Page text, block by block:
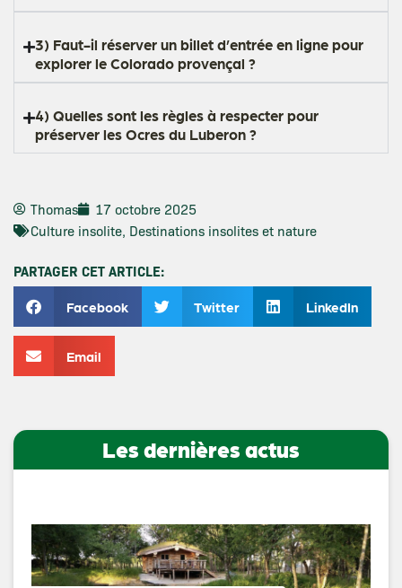
3) Faut-il réserver un billet d’entrée en ligne pour
explorer le Colorado provençal ?
4) Quelles sont les règles à respecter pour
préserver les Ocres du Luberon ?
Thomas
17 octobre 2025
Culture insolite, Destinations insolites et nature
PARTAGER CET ARTICLE:
Facebook Twitter LinkedIn
Email
Les dernières actus